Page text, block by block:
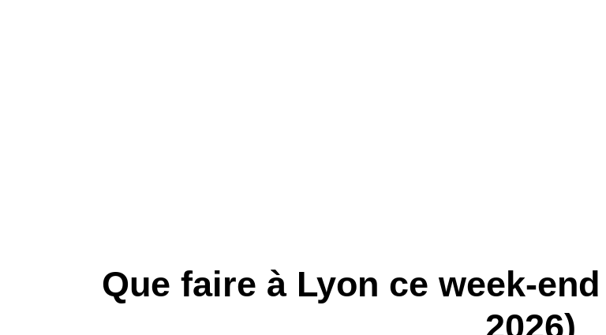
Que faire à Lyon ce week-
2026)